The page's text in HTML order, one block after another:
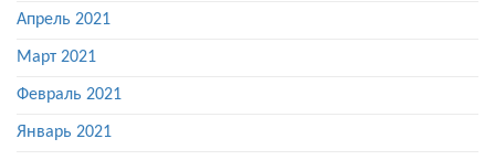
Апрель 2021
Март 2021
Февраль 2021
Январь 2021